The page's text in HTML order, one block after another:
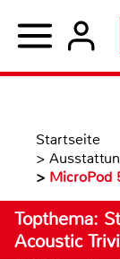
Startseite
>
> MicroPod
Topthema:
Acoustic